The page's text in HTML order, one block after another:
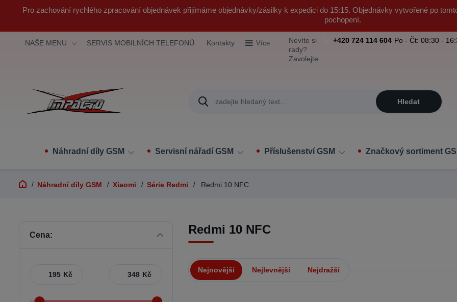
Pro zachování rychlého zpracování objednávek přijímáme objednávky/zásilky k expedici do 15:15. Objednávky vytvořené po
pochopení.
NAŠE MENU SERVIS MOBILNÍCH TELEFONŮ Kontakty Více
Hledat
Nevíte si
rady?
Zavolejte.
+420 724 114 604 Po - Čt: 08:30 -
Náhradní díly GSM Servisní nářadí GSM Příslušenství GSM Značkový sortiment
Náhradní díly GSM Xiaomi Série Redmi Redmi 10 NFC
Redmi 10 NFC
Nejnovější Nejlevnější Nejdražší
Cena:
Kč Kč